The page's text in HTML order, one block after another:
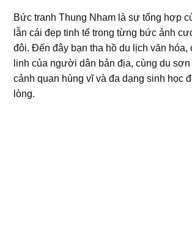
Bức tranh Thung Nham là sự tổng hợp
lẫn cái đẹp tinh tế trong từng bức ảnh
đôi. Đến đây bạn tha hồ du lịch văn hóa,
linh của người dân bản địa, cùng du
cảnh quan hùng vĩ và đa dạng sinh học
lòng.